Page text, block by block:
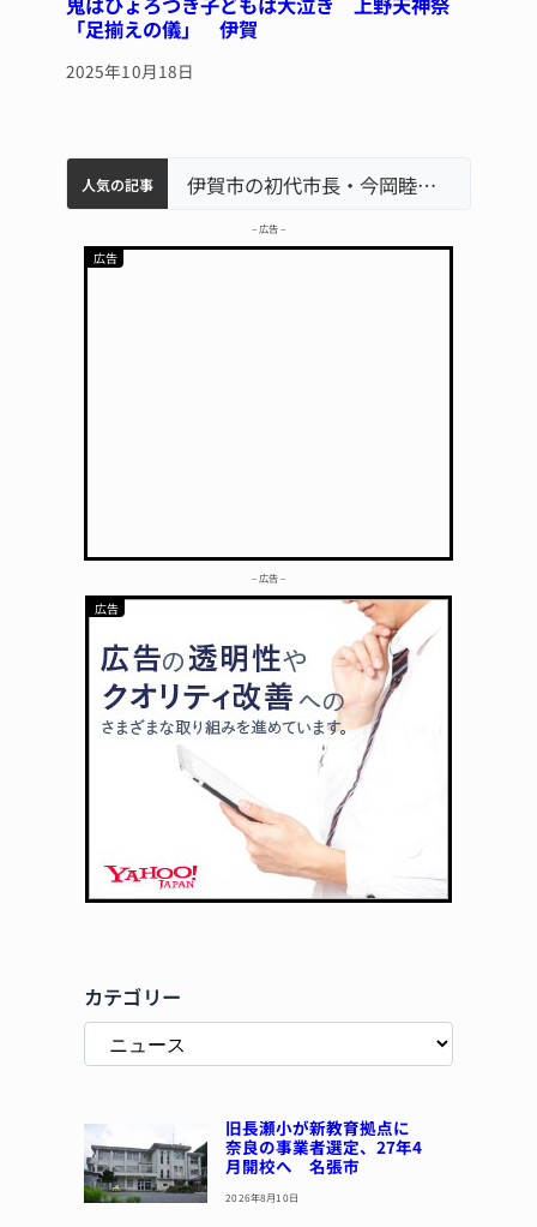
「足揃えの儀」 伊賀
2025年10月18日
人気の記事
名張市水道料金47％値上げへ 答申案、審議会で大筋まとまる名張市立病院のDMAT、熊本地震の被災地へ 能登以来3回目の派遣
特産「白鳳梨」の出荷最盛期 直売所にぎわう 伊賀 伊賀市の初代市長・今岡睦之さん死去 87歳
– 広告 –
– 広告 –
カテゴリー
旧長瀬小が新教育拠点に
奈良の事業者選定、27年4
月開校へ 名張市
2026年8月10日